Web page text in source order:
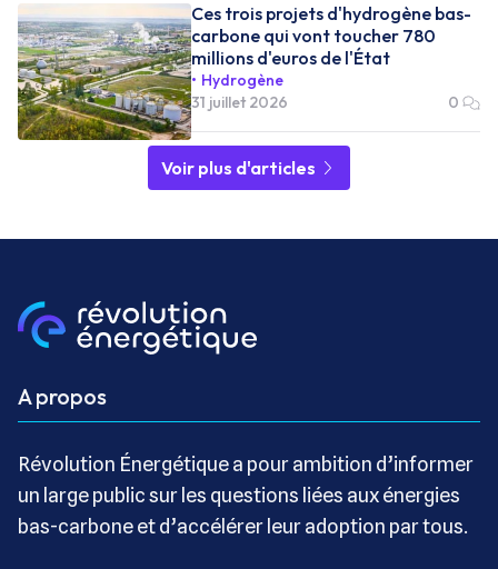
Ces trois projets d'hydrogène bas-
carbone qui vont toucher 780
millions d'euros de l'État
Hydrogène
31 juillet 2026
0
Voir plus d'articles
A propos
Révolution Énergétique a pour ambition d’informer
un large public sur les questions liées aux énergies
bas-carbone et d’accélérer leur adoption par tous.